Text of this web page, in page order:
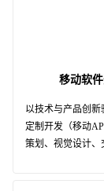
移动软
以技术与产品创
定制开发（移动
策划、视觉设计、